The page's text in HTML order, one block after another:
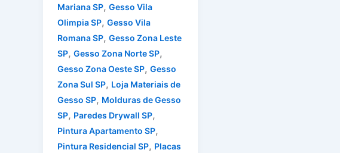
Mariana SP, Gesso Vila
Olimpia SP, Gesso Vila
Romana SP, Gesso Zona Leste
SP, Gesso Zona Norte SP,
Gesso Zona Oeste SP, Gesso
Zona Sul SP, Loja Materiais de
Gesso SP, Molduras de Gesso
SP, Paredes Drywall SP,
Pintura Apartamento SP,
Pintura Residencial SP, Placas